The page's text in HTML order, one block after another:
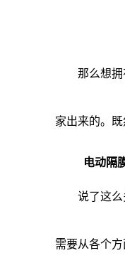
那么想拥有
家出来的。
电动隔
说了这么多
需要从各个